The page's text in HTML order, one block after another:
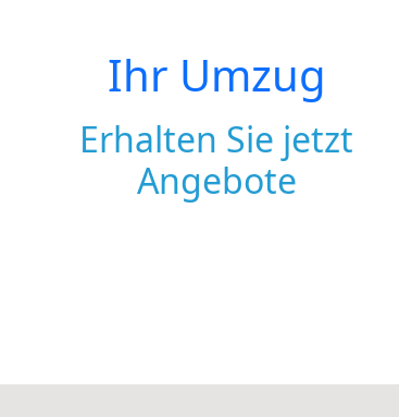
Ihr Umzug
Erhalten Sie jetzt
Angebote